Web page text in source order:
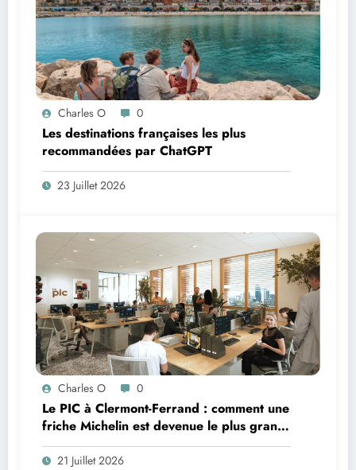
Charles O 0
Les destinations françaises les plus
recommandées par ChatGPT
23 Juillet 2026
Charles O 0
Le PIC à Clermont-Ferrand : comment une
friche Michelin est devenue le plus grand
coworking de France ?
21 Juillet 2026